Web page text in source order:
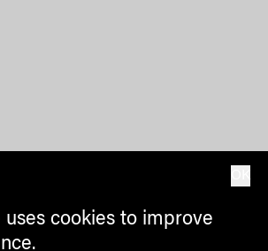
uses cookies to improve